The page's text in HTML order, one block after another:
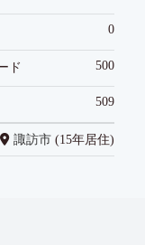
0
ド 500
509
諏訪市 (15年居住)